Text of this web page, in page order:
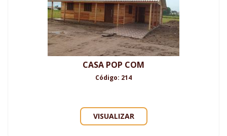
CASA POP COM
Código: 214
VISUALIZAR